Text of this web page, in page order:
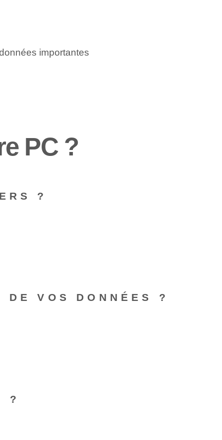
importantes
PC ?
?
VOS DONNÉES ?
?